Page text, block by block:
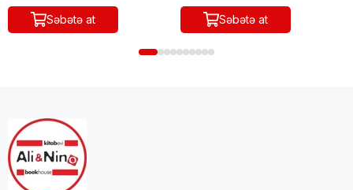
Səbətə at Səbətə at